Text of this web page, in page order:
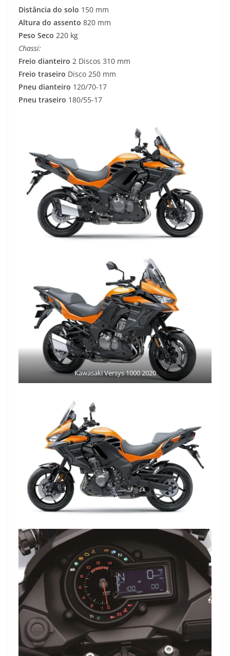
Distância do solo 150 mm
Altura do assento 820 mm
Peso Seco 220 kg
Chassi:
Freio dianteiro 2 Discos 310 mm
Freio traseiro Disco 250 mm
Pneu dianteiro 120/70-17
Pneu traseiro 180/55-17
Kawasaki Versys 1000 2020